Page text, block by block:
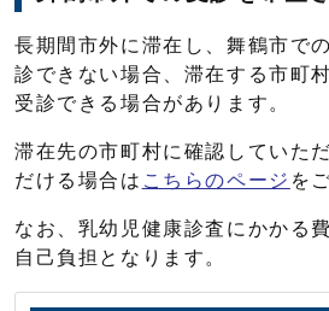
長期間市外に滞在し、舞鶴市で
診できない場合、滞在する市町
受診できる場合があります。
滞在先の市町村に確認していた
だける場合は こちらのページ を
なお、乳幼児健康診査にかかる
自己負担となります。